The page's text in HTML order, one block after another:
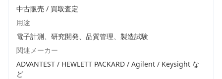
中古販売 / 買取査定
用途
電子計測、研究開発、品質管理、製造試験
関連メーカー
ADVANTEST / HEWLETT PACKARD / Agilent / Keysight な
ど